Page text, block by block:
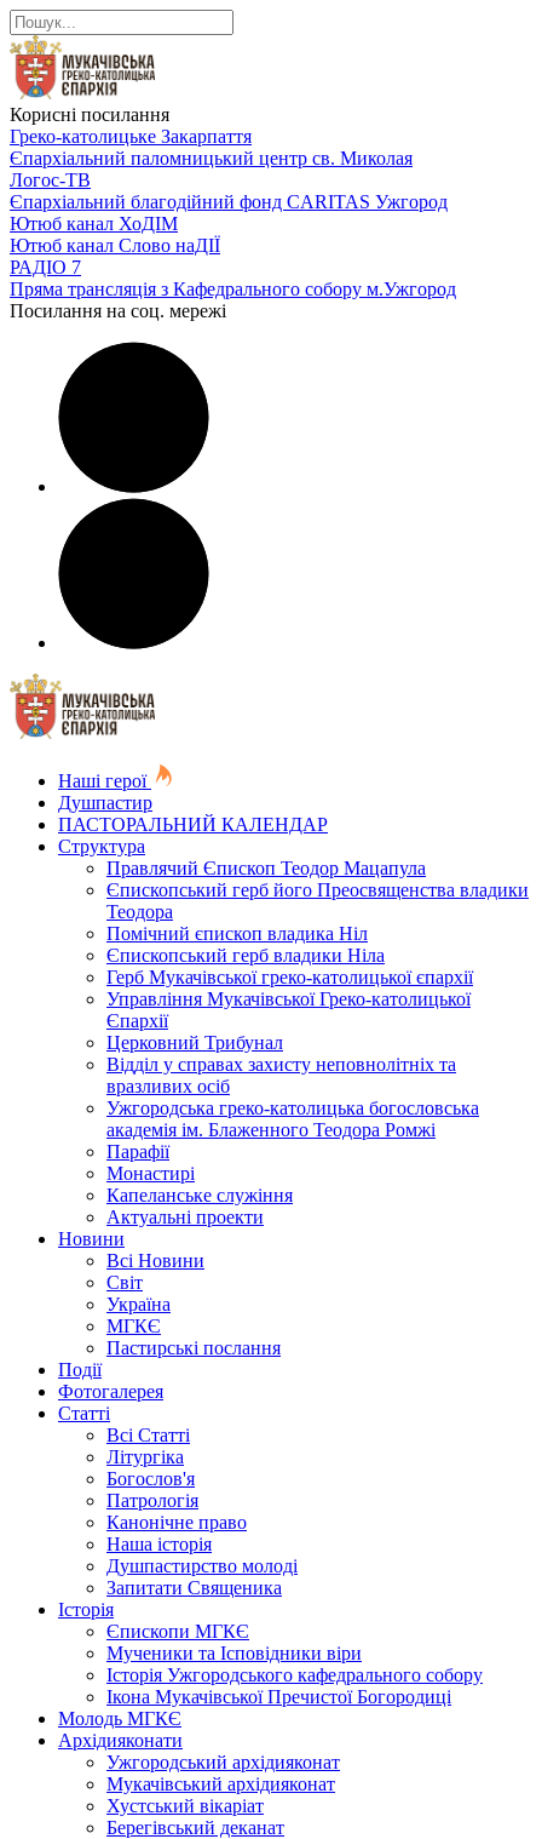
Корисні посилання
Греко-католицьке Закарпаття
Єпархіальний паломницький центр св. Миколая
Логос-ТВ
Єпархіальний благодійний фонд CARITAS Ужгород
Ютюб канал ХоДІМ
Ютюб канал Слово наДІЇ
РАДІО 7
Пряма трансляція з Кафедрального собору м.Ужгород
Посилання на соц. мережі
Наші герої
Душпастир
ПАСТОРАЛЬНИЙ КАЛЕНДАР
Структура
Правлячий Єпископ Теодор Мацапула
Єпископський герб його Преосвященства владики
Теодора
Помічний єпископ владика Ніл
Єпископський герб владики Ніла
Герб Мукачівської греко-католицької єпархії
Управління Мукачівської Греко-католицької
Єпархії
Церковний Трибунал
Відділ у справах захисту неповнолітніх та
вразливих осіб
Ужгородська греко-католицька богословська
академія ім. Блаженного Теодора Ромжі
Парафії
Монастирі
Капеланське служіння
Актуальні проекти
Новини
Всі Новини
Світ
Україна
МГКЄ
Пастирські послання
Події
Фотогалерея
Статті
Всі Статті
Літургіка
Богослов'я
Патрологія
Канонічне право
Наша історія
Душпастирство молоді
Запитати Священика
Історія
Єпископи МГКЄ
Мученики та Ісповідники віри
Історія Ужгородського кафедрального собору
Ікона Мукачівської Пречистої Богородиці
Молодь МГКЄ
Архідияконати
Ужгородський архідияконат
Мукачівський архідияконат
Хустський вікаріат
Берегівський деканат